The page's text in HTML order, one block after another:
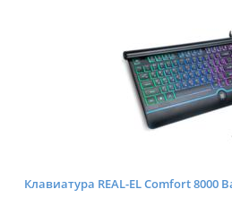
Клавиатура REAL-EL Comfort 8000